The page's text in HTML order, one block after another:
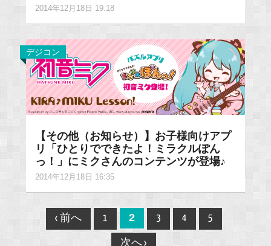
2014年12月18日 19:18
デジコン
【その他（お知らせ）】お子様向けアプ
リ「ひとりでできたよ！ミラクルぽん
っ！」にミクさんのコンテンツが登場♪
2014年12月18日 16:35
Post
navigation
‹ 前へ 1 2 3 4 5
次へ ›